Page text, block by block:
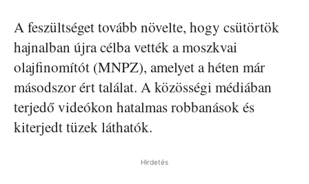
A feszültséget tovább növelte, hogy csütörtök
hajnalban újra célba vették a moszkvai
olajfinomítót (MNPZ), amelyet a héten már
másodszor ért találat. A közösségi médiában
terjedő videókon hatalmas robbanások és
kiterjedt tüzek láthatók.
Hirdetés